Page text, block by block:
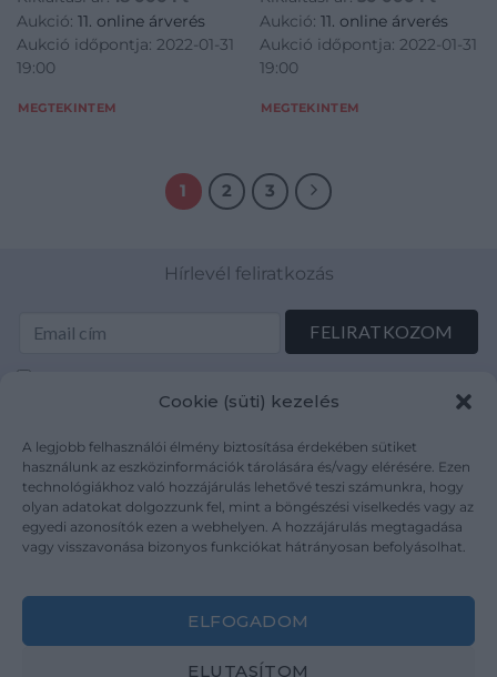
Cookie (süti) kezelés
A legjobb felhasználói élmény biztosítása érdekében sütiket
használunk az eszközinformációk tárolására és/vagy elérésére. Ezen
technológiákhoz való hozzájárulás lehetővé teszi számunkra, hogy
olyan adatokat dolgozzunk fel, mint a böngészési viselkedés vagy az
egyedi azonosítók ezen a webhelyen. A hozzájárulás megtagadása
vagy visszavonása bizonyos funkciókat hátrányosan befolyásolhat.
ELFOGADOM
ELUTASÍTOM
Aukció: 11. online árverés
Aukció időpontja: 2022-01-31
19:00
MEGTEKINTEM
Aukció: 11. online árverés
Aukció időpontja: 2022-01-31
19:00
MEGTEKINTEM
1 2 3
Hírlevél feliratkozás
mutargy.com/adatkezelesi-tajekoztato/
Rólunk
Médiaajánlat
Karrier
Kapcsolat
Áraink
ÁSZF
Adatvédelem
Impresszum
Kövesse a műtárgy.com-ot